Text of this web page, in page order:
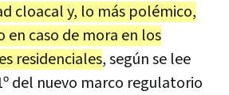
cloacal y, lo más polémico,
en caso de mora en los
residenciales, según se lee
del nuevo marco regulatorio